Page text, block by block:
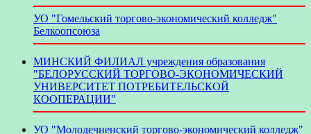
УО "Гомельский торгово-экономический колледж"
Белкоопсоюза
МИНСКИЙ ФИЛИАЛ учреждения образования
"БЕЛОРУССКИЙ ТОРГОВО-ЭКОНОМИЧЕСКИЙ
УНИВЕРСИТЕТ ПОТРЕБИТЕЛЬСКОЙ
КООПЕРАЦИИ"
УО "Молодечненский торгово-экономический колледж"